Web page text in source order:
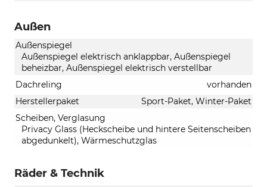
Außen
Außenspiegel
Außenspiegel elektrisch anklappbar, Außenspiegel
beheizbar, Außenspiegel elektrisch verstellbar
Dachreling
vorhanden
Herstellerpaket
Sport-Paket, Winter-Paket
Scheiben, Verglasung
Privacy Glass (Heckscheibe und hintere Seitenscheiben
abgedunkelt), Wärmeschutzglas
Räder & Technik